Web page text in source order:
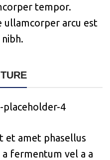
tempor.
ullamcorper arcu est
et amet phasellus
fermentum vel a a